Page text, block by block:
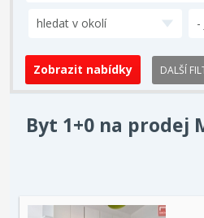
hledat v okolí -
DALŠÍ
Byt 1+0 na prodej